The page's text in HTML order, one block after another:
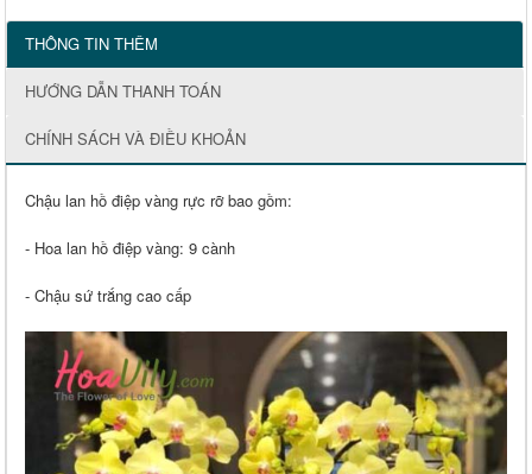
THÔNG TIN THÊM
HƯỚNG DẪN THANH TOÁN
CHÍNH SÁCH VÀ ĐIỀU KHOẢN
Chậu lan hồ điệp vàng rực rỡ bao gồm:
- Hoa lan hồ điệp vàng: 9 cành
- Chậu sứ trắng cao cấp